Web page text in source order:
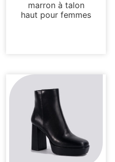
marron à talon
haut pour femmes